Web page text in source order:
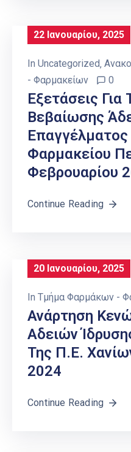
22 Ιανουαρίου, 2025
In Uncategorized
- Φαρμακείων
0
Εξετάσεις Για
Βεβαίωσης
Φαρμακείου
Φεβρουαρίου
Continue Reading
20 Ιανουαρίου, 2025
In Τμήμα Φαρμάκων -
Ανάρτηση
Αδειών
Της Π.Ε.
2024
Continue Reading